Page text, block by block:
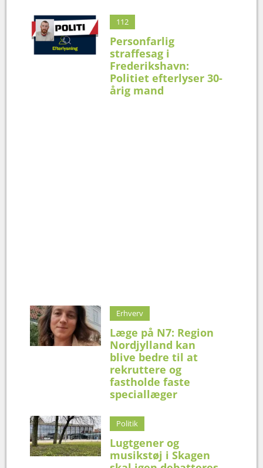
112
Personfarlig
straffesag i
Frederikshavn:
Politiet efterlyser 30-
årig mand
Erhverv
Læge på N7: Region
Nordjylland kan
blive bedre til at
rekruttere og
fastholde faste
speciallæger
Politik
Lugtgener og
musikstøj i Skagen